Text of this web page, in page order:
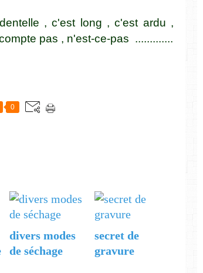
, c'est long , c'est ardu ,
pas , n'est-ce-pas .............
0
divers modes
de séchage
secret de
gravure